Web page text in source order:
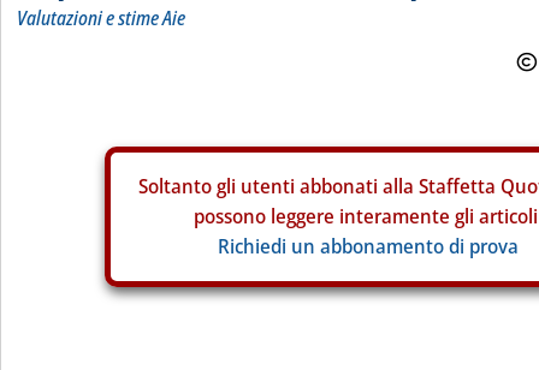
Valutazioni e stime Aie
Soltanto gli utenti abbonati alla Staffetta
possono leggere interamente gli
Richiedi un abbonamento di prova